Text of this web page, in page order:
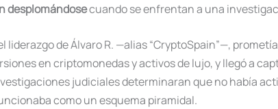
desplomándosecuando se enfrentan a una
liderazgo de Álvaro R. —alias “CryptoSpain”—,
en criptomonedas y activos de lujo, y llegó a
judiciales determinaran que no había
como un esquema piramidal.